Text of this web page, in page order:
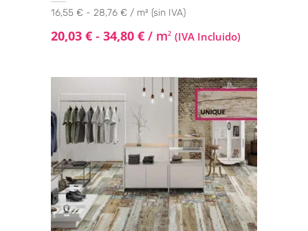
16,55 € - 28,76 € / m² (sin IVA)
20,03 € - 34,80 € / m2 (IVA Incluido)